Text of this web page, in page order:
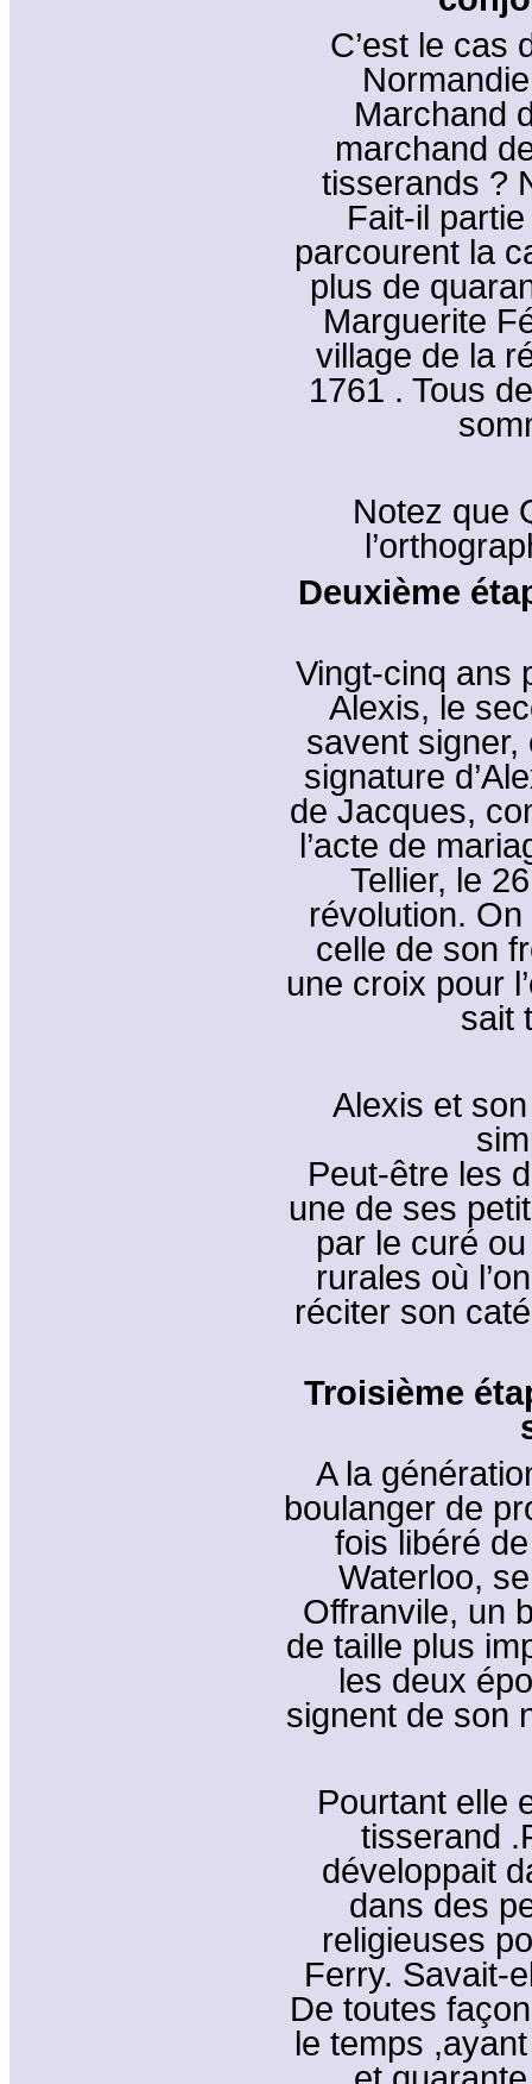
C’est le cas
Marchand
marchand
tisserands ?
Fait-il
parcourent la
plus de
Marguerite
village de la
1761 . Tous
Notez que
Deuxième
Vingt-cinq ans
Alexis, le
savent signer,
signature
de Jacques,
l’acte de
Tellier, le
révolution.
celle de son
une croix pour
sait
Alexis et
Peut-être les
une de ses
par le curé
rurales où
réciter son
Troisième
A la
boulanger de
fois libéré
Waterloo,
Offranvile, un
de taille plus
les deux
signent de son
Pourtant elle
tisserand
développait
dans des
religieuses
Ferry. Savait-
De toutes
le temps